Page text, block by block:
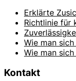
Erklärte
Richtlinie für
Wie man
Wie man
Kontakt